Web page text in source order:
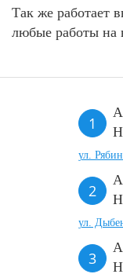
Так же работает
любые работы на
ул.
ул.